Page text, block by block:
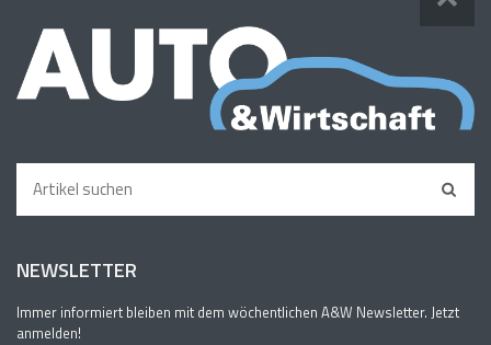
NEWSLETTER
Immer informiert bleiben mit dem wöchentlichen A&W Newsletter. Jetzt
anmelden!